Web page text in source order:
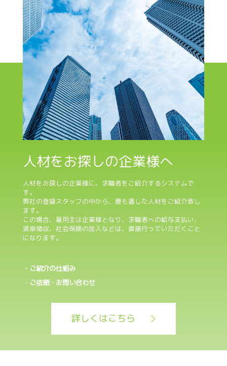
人材をお探しの企業様へ
人材をお探しの企業様に、求職者をご紹介するシステムで
す。
弊社の登録スタッフの中から、最も適した人材をご紹介致し
ます。
この場合、雇用主は企業様となり、求職者への給与支払い、
源泉徴収、社会保険の加入などは、直接行っていただくこと
になります。
・ご紹介の仕組み
・ご依頼・お問い合わせ
詳しくはこちら